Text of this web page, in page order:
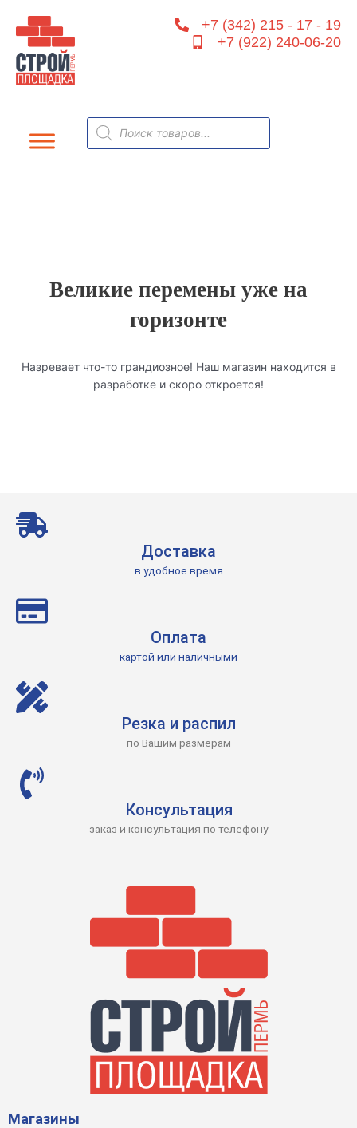
содержимому
+7 (342) 215 - 17 - 19
+7 (922) 240-06-20
Поиск
товаров
Великие перемены уже на
горизонте
Назревает что-то грандиозное! Наш магазин находится в
разработке и скоро откроется!
Доставка
в удобное время
Оплата
картой или наличными
Резка и распил
по Вашим размерам
Консультация
заказ и консультация по телефону
Магазины